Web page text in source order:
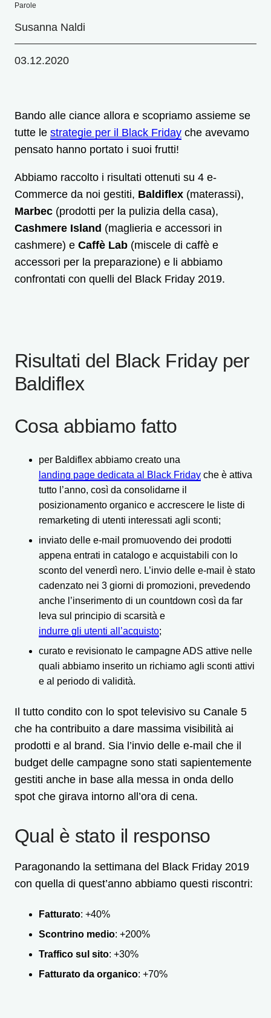
Parole
Susanna Naldi
03.12.2020
Bando alle ciance allora e scopriamo assieme se
tutte le strategie per il Black Friday che avevamo
pensato hanno portato i suoi frutti!
Abbiamo raccolto i risultati ottenuti su 4 e-
Commerce da noi gestiti, Baldiflex (materassi),
Marbec (prodotti per la pulizia della casa),
Cashmere Island (maglieria e accessori in
cashmere) e Caffè Lab (miscele di caffè e
accessori per la preparazione) e li abbiamo
confrontati con quelli del Black Friday 2019.
Risultati del Black Friday per
Baldiflex
Cosa abbiamo fatto
per Baldiflex abbiamo creato una
landing page dedicata al Black Friday che è attiva
tutto l’anno, così da consolidarne il
posizionamento organico e accrescere le liste di
remarketing di utenti interessati agli sconti;
inviato delle e-mail promuovendo dei prodotti
appena entrati in catalogo e acquistabili con lo
sconto del venerdì nero. L’invio delle e-mail è stato
cadenzato nei 3 giorni di promozioni, prevedendo
anche l’inserimento di un countdown così da far
leva sul principio di scarsità e
indurre gli utenti all’acquisto;
curato e revisionato le campagne ADS attive nelle
quali abbiamo inserito un richiamo agli sconti attivi
e al periodo di validità.
Il tutto condito con lo spot televisivo su Canale 5
che ha contribuito a dare massima visibilità ai
prodotti e al brand. Sia l’invio delle e-mail che il
budget delle campagne sono stati sapientemente
gestiti anche in base alla messa in onda dello
spot che girava intorno all’ora di cena.
Qual è stato il responso
Paragonando la settimana del Black Friday 2019
con quella di quest’anno abbiamo questi riscontri:
Fatturato: +40%
Scontrino medio: +200%
Traffico sul sito: +30%
Fatturato da organico: +70%